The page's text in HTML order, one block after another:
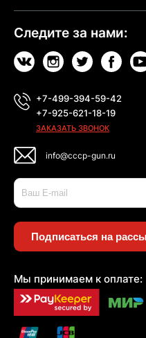
Следите за нами:
+7-499-394-59-42
+7-925-621-18-19
ЗАКАЗАТЬ ЗВОНОК
info@cccp-gun.ru
Подписаться на
Мы принимаем к оплате: